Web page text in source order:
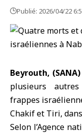
Publié: 2026/04/22
Beyrouth, (SANA)
plusieurs
frappes
Chakif et Tiri,
Selon l’Agence